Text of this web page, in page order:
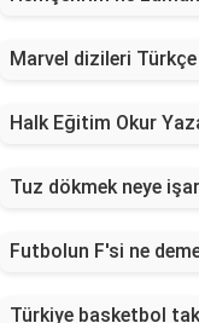
Marvel dizileri
Halk Eğitim Okur
Tuz dökmek neye
Futbolun F'si ne
Türkiye basketbol